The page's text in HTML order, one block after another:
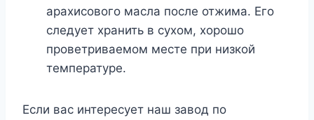
арахисового масла после отжима. Его
следует хранить в сухом, хорошо
проветриваемом месте при низкой
температуре.
Если вас интересует наш завод по